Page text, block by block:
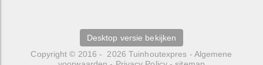
Desktop versie bekijken
Copyright © 2016 - 2026 Tuinhoutexpres - Algemene